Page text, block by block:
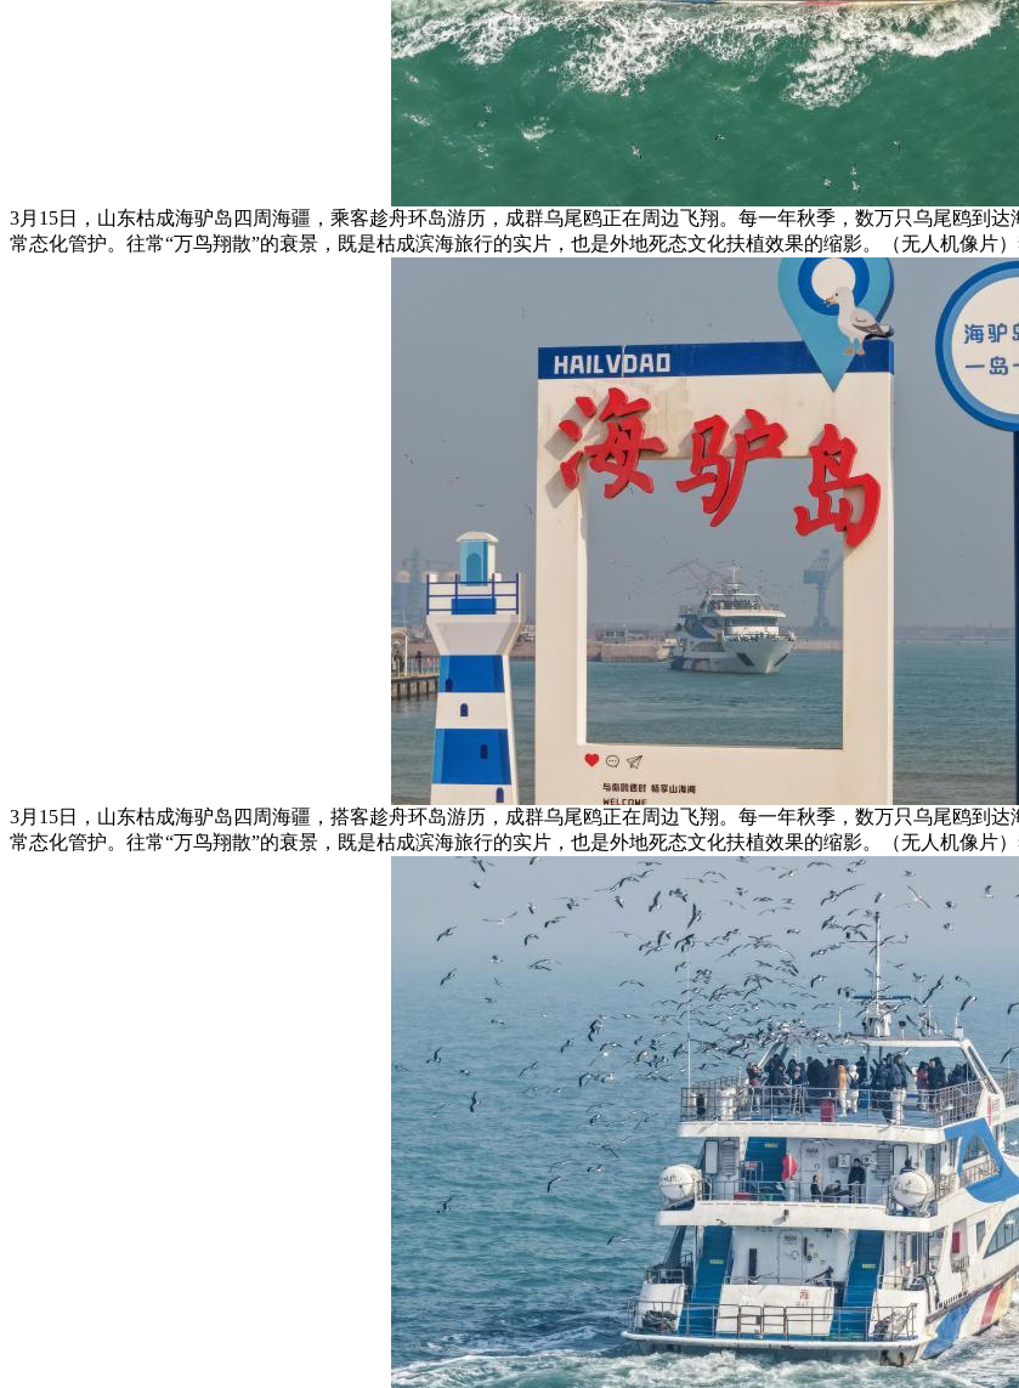
3月15日，山东枯成海驴岛四周海疆，乘客趁舟环岛游历，成群乌尾鸥正在周边飞翔。每一年秋季，数万只乌尾鸥到
常态化管护。往常“万鸟翔散”的衰景，既是枯成滨海旅行的实片，也是外地死态文化扶植效果的缩影。（无人机像片
3月15日，山东枯成海驴岛四周海疆，搭客趁舟环岛游历，成群乌尾鸥正在周边飞翔。每一年秋季，数万只乌尾鸥到
常态化管护。往常“万鸟翔散”的衰景，既是枯成滨海旅行的实片，也是外地死态文化扶植效果的缩影。（无人机像片